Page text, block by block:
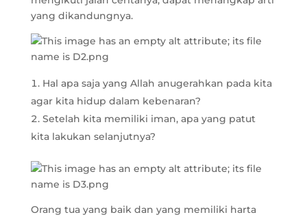
yang dikandungnya.
Hal apa saja yang Allah anugerahkan pada kita
agar kita hidup dalam kebenaran?
Setelah kita memiliki iman, apa yang patut
kita lakukan selanjutnya?
Orang tua yang baik dan yang memiliki harta